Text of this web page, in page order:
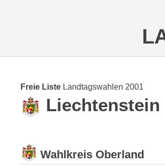
Freie Liste Landtagswahlen 2001
Liechtenstein
Wahlkreis Oberland